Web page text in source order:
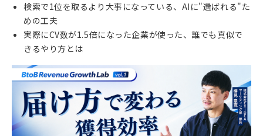
検索で1位を取るより大事になっている、AIに"選ばれる"た
めの工夫
実際にCV数が1.5倍になった企業が使った、誰でも真似で
きるやり方とは